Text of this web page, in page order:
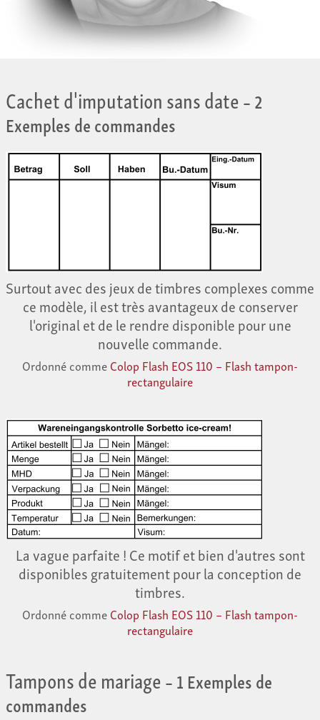
Cachet d'imputation sans date– 2
Exemples de commandes
Surtout avec des jeux de timbres complexes comme
ce modèle, il est très avantageux de conserver
l'original et de le rendre disponible pour une
nouvelle commande.
Ordonné commeColop Flash EOS 110 – Flash tampon-
rectangulaire
La vague parfaite ! Ce motif et bien d'autres sont
disponibles gratuitement pour la conception de
timbres.
Ordonné commeColop Flash EOS 110 – Flash tampon-
rectangulaire
Tampons de mariage– 1 Exemples de
commandes